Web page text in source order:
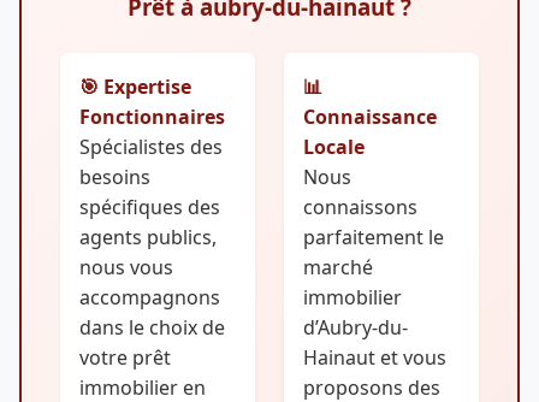
Prêt à aubry-du-hainaut ?
🎯 Expertise
Fonctionnaires
Spécialistes des
besoins
spécifiques des
agents publics,
nous vous
accompagnons
dans le choix de
votre prêt
immobilier en
📊
Connaissance
Locale
Nous
connaissons
parfaitement le
marché
immobilier
d’Aubry-du-
Hainaut et vous
proposons des